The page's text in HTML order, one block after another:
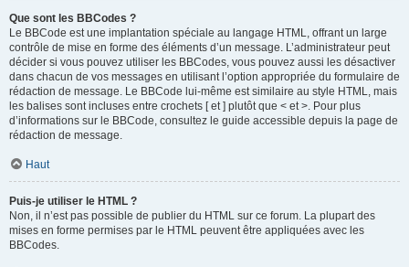
Que sont les BBCodes ?
Le BBCode est une implantation spéciale au langage HTML, offrant un large
contrôle de mise en forme des éléments d’un message. L’administrateur peut
décider si vous pouvez utiliser les BBCodes, vous pouvez aussi les désactiver
dans chacun de vos messages en utilisant l’option appropriée du formulaire de
rédaction de message. Le BBCode lui-même est similaire au style HTML, mais
les balises sont incluses entre crochets [ et ] plutôt que < et >. Pour plus
d’informations sur le BBCode, consultez le guide accessible depuis la page de
rédaction de message.
Haut
Puis-je utiliser le HTML ?
Non, il n’est pas possible de publier du HTML sur ce forum. La plupart des
mises en forme permises par le HTML peuvent être appliquées avec les
BBCodes.